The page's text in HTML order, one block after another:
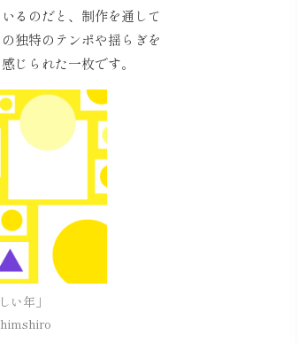
るのだと、制作を通して
独特のテンポや揺らぎを
られた一枚です。
い年」